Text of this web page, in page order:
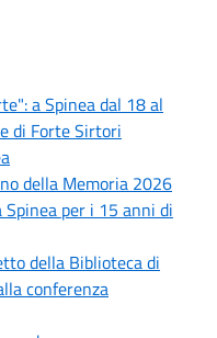
a Spinea dal 18 al
di Forte Sirtori
della Memoria 2026
Spinea per i 15 anni di
della Biblioteca di
conferenza